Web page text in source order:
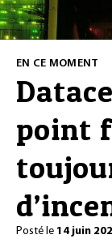
EN CE MOMENT
point
Posté le 14 juin